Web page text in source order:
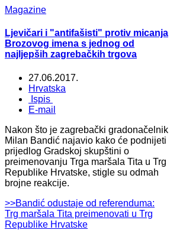
Magazine
Ljevičari i "antifašisti" protiv micanja
Brozovog imena s jednog od
najljepših zagrebačkih trgova
27.06.2017.
Hrvatska
Ispis
E-mail
Nakon što je zagrebački gradonačelnik
Milan Bandić najavio kako će podnijeti
prijedlog Gradskoj skupštini o
preimenovanju Trga maršala Tita u Trg
Republike Hrvatske, stigle su odmah
brojne reakcije.
>>Bandić odustaje od referenduma:
Trg maršala Tita preimenovati u Trg
Republike Hrvatske